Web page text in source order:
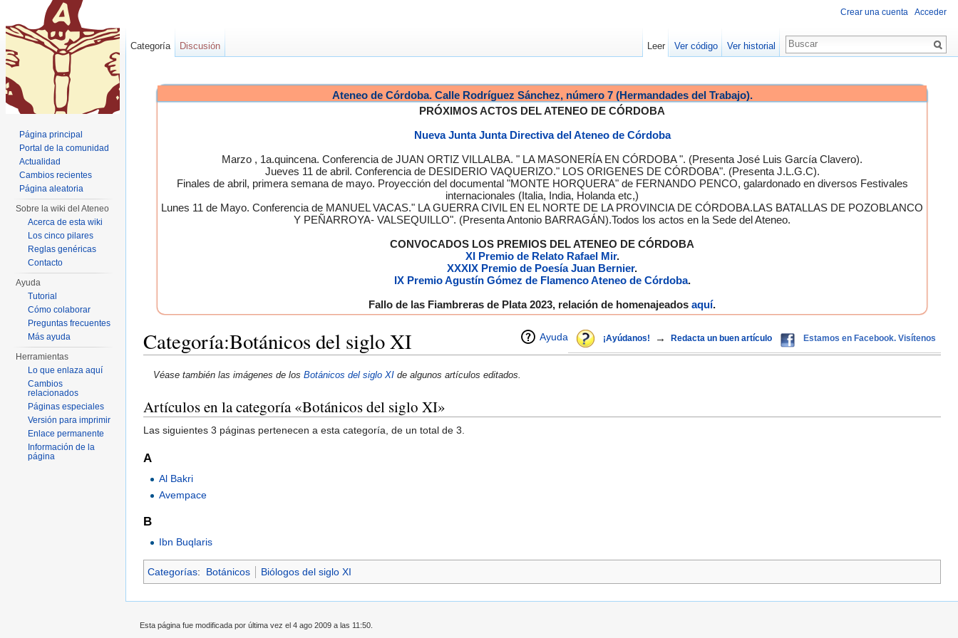
Ateneo de Córdoba. Calle Rodríguez Sánchez, número 7 (Hermandades del Trabajo).
PRÓXIMOS ACTOS DEL ATENEO DE CÓRDOBA
Nueva Junta Junta Directiva del Ateneo de Córdoba
Marzo , 1a.quincena. Conferencia de JUAN ORTIZ VILLALBA. " LA MASONERÍA EN CÓRDOBA ". (Presenta José Luis García Clavero).
Jueves 11 de abril. Conferencia de DESIDERIO VAQUERIZO." LOS ORIGENES DE CÓRDOBA". (Presenta J.L.G.C).
Finales de abril, primera semana de mayo. Proyección del documental "MONTE HORQUERA" de FERNANDO PENCO, galardonado en diversos Festivales
internacionales (Italia, India, Holanda etc,)
Lunes 11 de Mayo. Conferencia de MANUEL VACAS." LA GUERRA CIVIL EN EL NORTE DE LA PROVINCIA DE CÓRDOBA.LAS BATALLAS DE POZOBLANCO
Y PEÑARROYA- VALSEQUILLO". (Presenta Antonio BARRAGÁN).Todos los actos en la Sede del Ateneo.
CONVOCADOS LOS PREMIOS DEL ATENEO DE CÓRDOBA
XI Premio de Relato Rafael Mir.
XXXIX Premio de Poesía Juan Bernier.
IX Premio Agustín Gómez de Flamenco Ateneo de Córdoba.
Fallo de las Fiambreras de Plata 2023, relación de homenajeados aquí.
¡Ayúdanos! → Redacta un buen artículo Estamos en Facebook. Visítenos
Ayuda
Categoría:Botánicos del siglo XI
Véase también las imágenes de los Botánicos del siglo XI de algunos artículos editados.
Artículos en la categoría «Botánicos del siglo XI»
Las siguientes 3 páginas pertenecen a esta categoría, de un total de 3.
A
Al Bakri
Avempace
B
Ibn Buqlaris
Categorías: Botánicos Biólogos del siglo XI
Crear una cuenta Acceder
Categoría Discusión Leer Ver código Ver historial
Página principal
Portal de la comunidad
Actualidad
Cambios recientes
Página aleatoria
Sobre la wiki del Ateneo
Acerca de esta wiki
Los cinco pilares
Reglas genéricas
Contacto
Ayuda
Tutorial
Cómo colaborar
Preguntas frecuentes
Más ayuda
Herramientas
Lo que enlaza aquí
Cambios
relacionados
Páginas especiales
Versión para imprimir
Enlace permanente
Información de la
página
Esta página fue modificada por última vez el 4 ago 2009 a las 11:50.